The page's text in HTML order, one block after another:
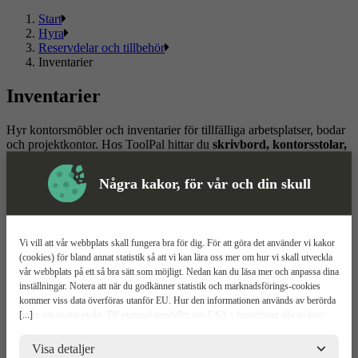
Några kakor, för vår och din skull
[...]
Vi vill att vår webbplats skall fungera bra för dig. För att göra det använder vi kakor
(cookies) för bland annat statistik så att vi kan lära oss mer om hur vi skall utveckla
vår webbplats på ett så bra sätt som möjligt. Nedan kan du läsa mer och anpassa dina
inställningar. Notera att när du godkänner statistik och marknadsförings-cookies
kommer viss data överföras utanför EU. Hur den informationen används av berörda
bolag vet vi inte exakt. Till exempel uppfyller inte USA:s lagstiftning alla de krav
risker för dina personuppgifter. De berörda bolagen måste lämna över uppgifter till
Visa detaljer
Start
Hyra
Reservdelar och tillbehör
Inventarier
Inventarier
Hyr kontorsmöbler och inventarier för tillfälliga arbetsplatser, bodar
och projektkontor. Hos ToolPal hittar du skrivbord, kontorsstolar,
tidsbegränsade projekt. Boka smidigt online med flexibel uthyrning
där hyrestiden enkelt kan förlängas vid behov. Leverans direkt till
arbetsplatsen.
Om ToolPal
Om oss
5 enkla steg
Boka demo